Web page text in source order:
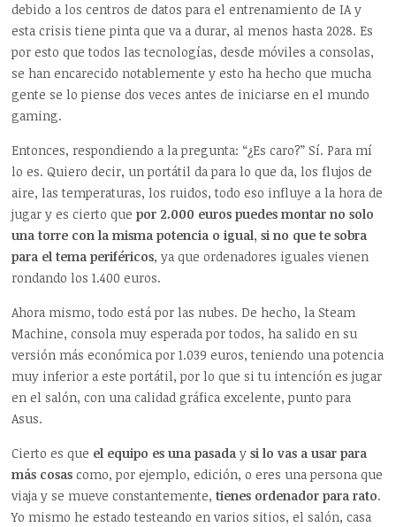
debido a los centros de datos para el entrenamiento de IA y
esta crisis tiene pinta que va a durar, al menos hasta 2028. Es
por esto que todos las tecnologías, desde móviles a consolas,
se han encarecido notablemente y esto ha hecho que mucha
gente se lo piense dos veces antes de iniciarse en el mundo
gaming.
Entonces, respondiendo a la pregunta: “¿Es caro?” Sí. Para mí
lo es. Quiero decir, un portátil da para lo que da, los flujos de
aire, las temperaturas, los ruidos, todo eso influye a la hora de
jugar y es cierto quepor 2.000 euros puedes montar no solo
una torre con la misma potencia o igual, si no que te sobra
para el tema periféricos, ya que ordenadores iguales vienen
rondando los 1.400 euros.
Ahora mismo, todo está por las nubes. De hecho, la Steam
Machine, consola muy esperada por todos, ha salido en su
versión más económica por 1.039 euros, teniendo una potencia
muy inferior a este portátil, por lo que si tu intención es jugar
en el salón, con una calidad gráfica excelente, punto para
Asus.
Cierto es que el equipo es una pasada ysi lo vas a usar para
más cosas como, por ejemplo, edición, o eres una persona que
viaja y se mueve constantemente,tienes ordenador para rato.
Yo mismo he estado testeando en varios sitios, el salón, casa